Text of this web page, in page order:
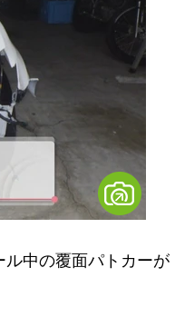
中の覆面パトカーが